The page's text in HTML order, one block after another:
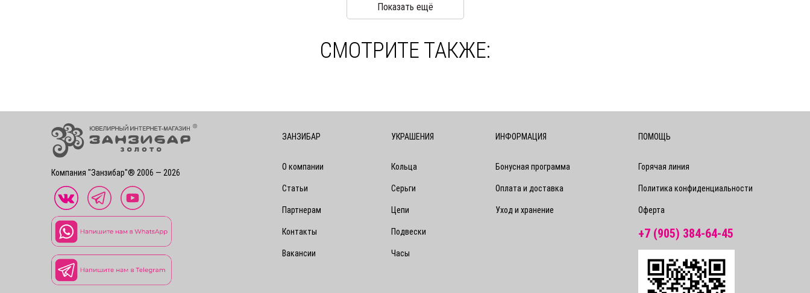
Показать ещё
СМОТРИТЕ ТАКЖЕ:
Компания "Занзибар"® 2006 — 2026
ЗАНЗИБАР
О компании
Статьи
Партнерам
Контакты
Вакансии
УКРАШЕНИЯ
Кольца
Серьги
Цепи
Подвески
Часы
ИНФОРМАЦИЯ
Бонусная программа
Оплата и доставка
Уход и хранение
ПОМОЩЬ
Горячая линия
Политика конфиденциальности
Оферта
+7 (905) 384-64-45